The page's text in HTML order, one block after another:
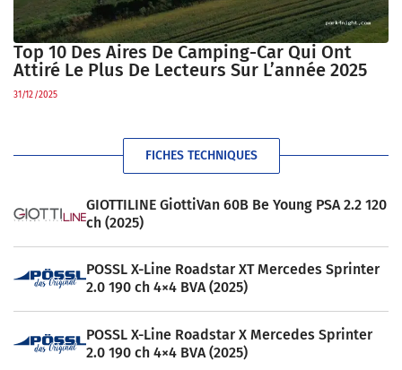
Top 10 Des Aires De Camping-Car Qui Ont
Attiré Le Plus De Lecteurs Sur L’année 2025
31/12/2025
FICHES TECHNIQUES
GIOTTILINE GiottiVan 60B Be Young PSA 2.2 120
ch (2025)
POSSL X-Line Roadstar XT Mercedes Sprinter
2.0 190 ch 4×4 BVA (2025)
POSSL X-Line Roadstar X Mercedes Sprinter
2.0 190 ch 4×4 BVA (2025)